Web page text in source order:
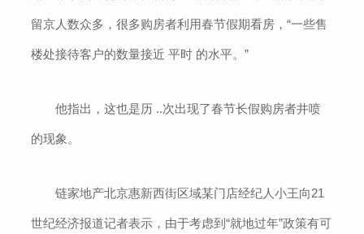
留京人数众多，很多购房者利用春节假期看房，“一些售
楼处接待客户的数量接近 平时 的水平。”
他指出，这也是历 ..次出现了春节长假购房者井喷
的现象。
链家地产北京惠新西街区域某门店经纪人小王向21
世纪经济报道记者表示，由于考虑到“就地过年”政策有可